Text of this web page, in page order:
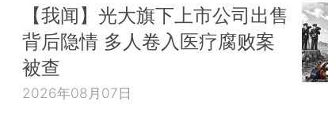
【我闻】光大旗下上市公司出售
背后隐情 多人卷入医疗腐败案
被查
2026年08月07日